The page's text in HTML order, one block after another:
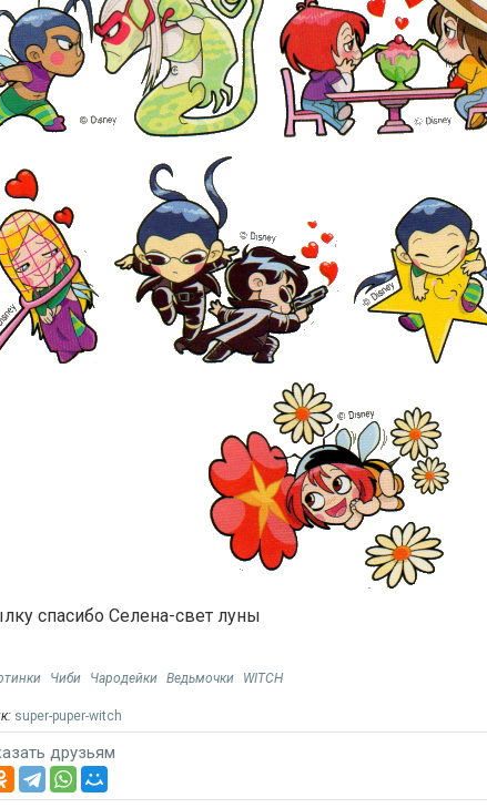
спасибо Cелена-свет луны
Чиби Чародейки Ведьмочки WITCH
super-puper-witch
друзьям